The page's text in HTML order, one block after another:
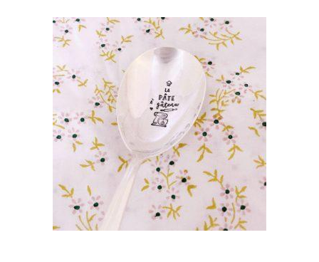
GRANDE CUILLÈRE À SERVIR GRAVÉE
VINTAGE : LA PÂTE À GÂTEAU
55,00€
AJOUTER AU PANIER